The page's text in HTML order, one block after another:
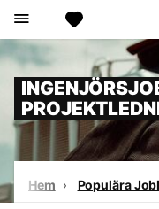
Hem Populära